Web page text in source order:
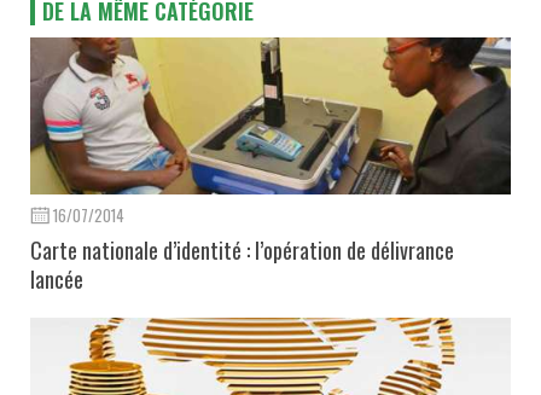
DE LA MÊME CATÉGORIE
16/07/2014
Carte nationale d’identité : l’opération de délivrance
lancée